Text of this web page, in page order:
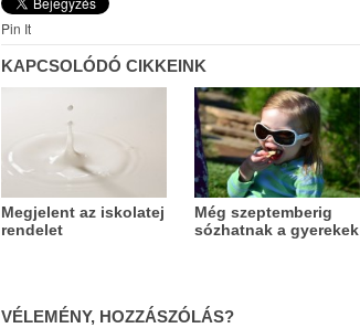
Pin It
KAPCSOLÓDÓ CIKKEINK
Megjelent az iskolatej
rendelet
Még szeptemberig
sózhatnak a gyerekek
VÉLEMÉNY, HOZZÁSZÓLÁS?